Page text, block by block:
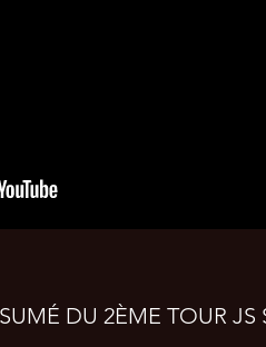
DU 2ÈME TOUR JS